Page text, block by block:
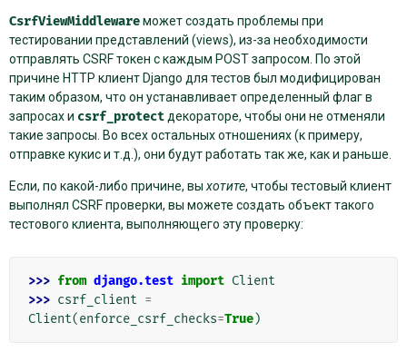
CsrfViewMiddlewareможет создать проблемы при
тестировании представлений (views), из-за необходимости
отправлять CSRF токен с каждым POST запросом. По этой
причине HTTP клиент Django для тестов был модифицирован
таким образом, что он устанавливает определенный флаг в
запросах и csrf_protectдекораторе, чтобы они не отменяли
такие запросы. Во всех остальных отношениях (к примеру,
отправке кукис и т.д.), они будут работать так же, как и раньше.
Если, по какой-либо причине, выхотите, чтобы тестовый клиент
выполнял CSRF проверки, вы можете создать объект такого
тестового клиента, выполняющего эту проверку:
>>> from django.test import Client
>>> csrf_client =
Client(enforce_csrf_checks=True)